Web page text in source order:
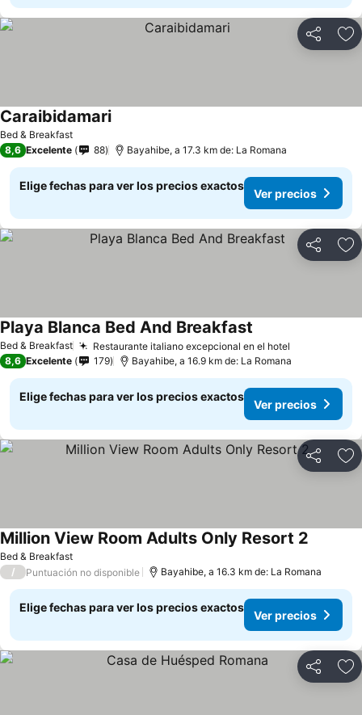
Compartir
Bed & Breakfast
Caraibidamari
8,6 Excelente 88 Bayahibe, a 17.3 km de: La Romana
Elige fechas para ver los precios exactos
Ver precios
Compartir
Bed & Breakfast Restaurante italiano excepcional en el hotel
Playa Blanca Bed And Breakfast
8,6 Excelente 179 Bayahibe, a 16.9 km de: La Romana
Elige fechas para ver los precios exactos
Ver precios
Compartir
Bed & Breakfast
Million View Room Adults Only Resort 2
/ Puntuación no disponible Bayahibe, a 16.3 km de: La Romana
Elige fechas para ver los precios exactos
Ver precios
Compartir